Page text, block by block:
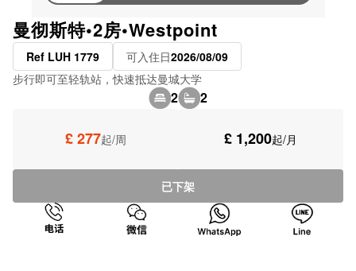
曼彻斯特•2房•Westpoint
Ref LUH 1779 可入住日2026/08/09
步行即可至轻轨站，快速抵达曼城大学
2 2
£ 277起/周 £ 1,200起/月
已下架